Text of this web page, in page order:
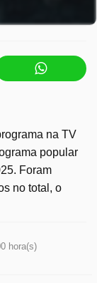
na TV
popular
Foram
no total, o
hora(s)